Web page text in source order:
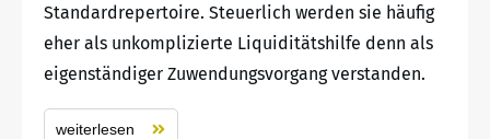
Standardrepertoire. Steuerlich werden sie häufig
eher als unkomplizierte Liquiditätshilfe denn als
eigenständiger Zuwendungsvorgang verstanden.
weiterlesen